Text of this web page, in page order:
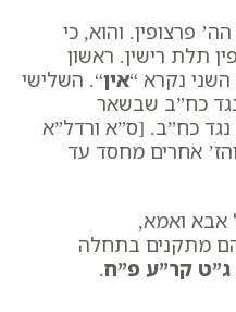
פרצופין. והוא, כי
תלת רישין. ראשון
השני נקרא “אין“. השלישי
כח”ב שבשאר
נגד כח”ב. [ס”א ורדל”א
אחרים מחסד עד
אבא ואמא,
מתקנים בתחלה
ג”ט קר”ע פ”ח.